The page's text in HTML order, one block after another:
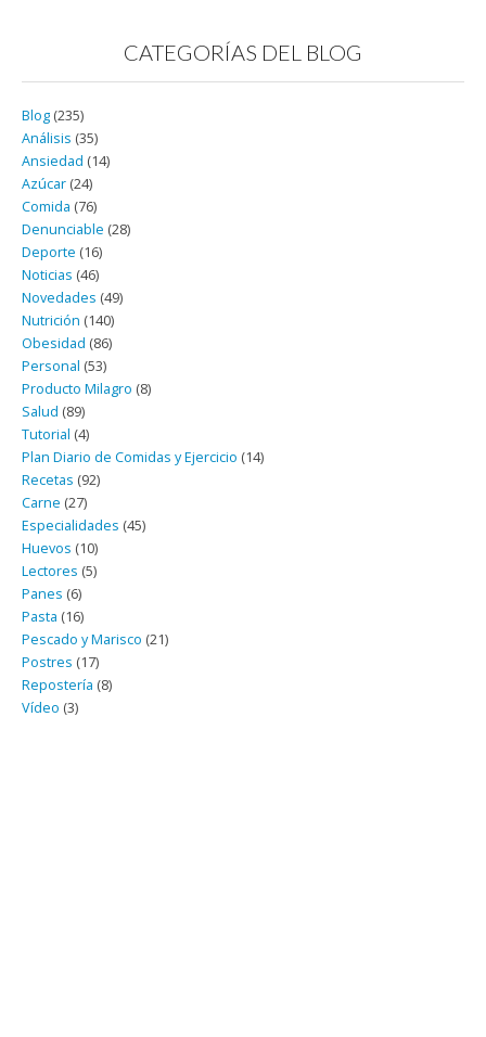
CATEGORÍAS DEL BLOG
Blog (235)
Análisis (35)
Ansiedad (14)
Azúcar (24)
Comida (76)
Denunciable (28)
Deporte (16)
Noticias (46)
Novedades (49)
Nutrición (140)
Obesidad (86)
Personal (53)
Producto Milagro (8)
Salud (89)
Tutorial (4)
Plan Diario de Comidas y Ejercicio (14)
Recetas (92)
Carne (27)
Especialidades (45)
Huevos (10)
Lectores (5)
Panes (6)
Pasta (16)
Pescado y Marisco (21)
Postres (17)
Repostería (8)
Vídeo (3)